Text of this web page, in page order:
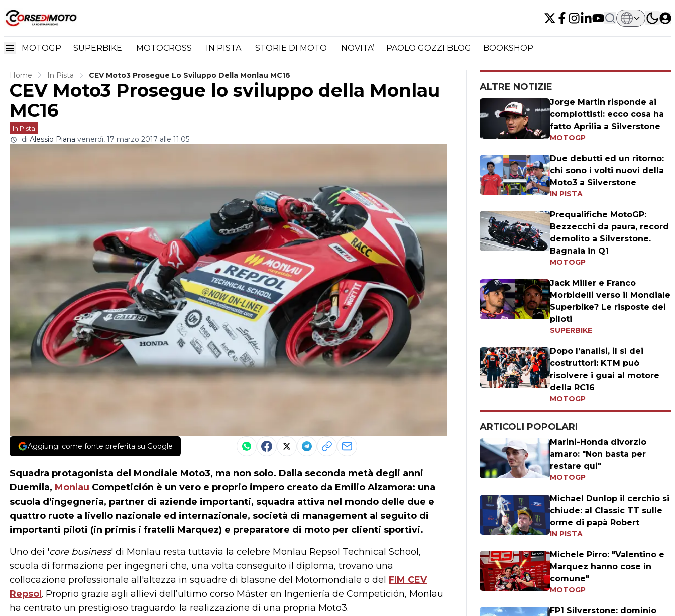
MOTOGP SUPERBIKE MOTOCROSS IN PISTA STORIE DI MOTO NOVITA’ PAOLO GOZZI BLOG BOOKSHOP
Home In Pista CEV Moto3 Prosegue Lo Sviluppo Della Monlau MC16
CEV Moto3 Prosegue lo sviluppo della Monlau
MC16
In Pista
di Alessio Piana venerdì, 17 marzo 2017 alle 11:05
Aggiungi come fonte preferita su Google
Squadra protagonista del Mondiale Moto3, ma non solo. Dalla seconda metà degli anni
Duemila, Monlau Competición è un vero e proprio impero creato da Emilio Alzamora: una
scuola d'ingegneria, partner di aziende importanti, squadra attiva nel mondo delle due e
quattro ruote a livello nazionale ed internazionale, società di management al seguito di
importanti piloti (in primis i fratelli Marquez) e preparatore di moto per clienti sportivi.
Uno dei 'core business' di Monlau resta tuttavia la celebre Monlau Repsol Technical School,
scuola di formazione per ingegneri che, una volta conseguito il diploma, trovano una
collocazione professionale all'altezza in squadre di blasone del Motomondiale o del FIM CEV
Repsol . Proprio grazie agli allievi dell’ultimo corso Máster en Ingeniería de Competición, Monlau
ha centrato un prestigioso traguardo: la realizzazione di una propria Moto3.
ALTRE NOTIZIE
Jorge Martin risponde ai
complottisti: ecco cosa ha
fatto Aprilia a Silverstone
MOTOGP
Due debutti ed un ritorno:
chi sono i volti nuovi della
Moto3 a Silverstone
IN PISTA
Prequalifiche MotoGP:
Bezzecchi da paura, record
demolito a Silverstone.
Bagnaia in Q1
MOTOGP
Jack Miller e Franco
Morbidelli verso il Mondiale
Superbike? Le risposte dei
piloti
SUPERBIKE
Dopo l’analisi, il sì dei
costruttori: KTM può
risolvere i guai al motore
della RC16
MOTOGP
ARTICOLI POPOLARI
Marini-Honda divorzio
amaro: "Non basta per
restare qui"
MOTOGP
Michael Dunlop il cerchio si
chiude: al Classic TT sulle
orme di papà Robert
IN PISTA
Michele Pirro: "Valentino e
Marquez hanno cose in
comune"
MOTOGP
FP1 Silverstone: dominio